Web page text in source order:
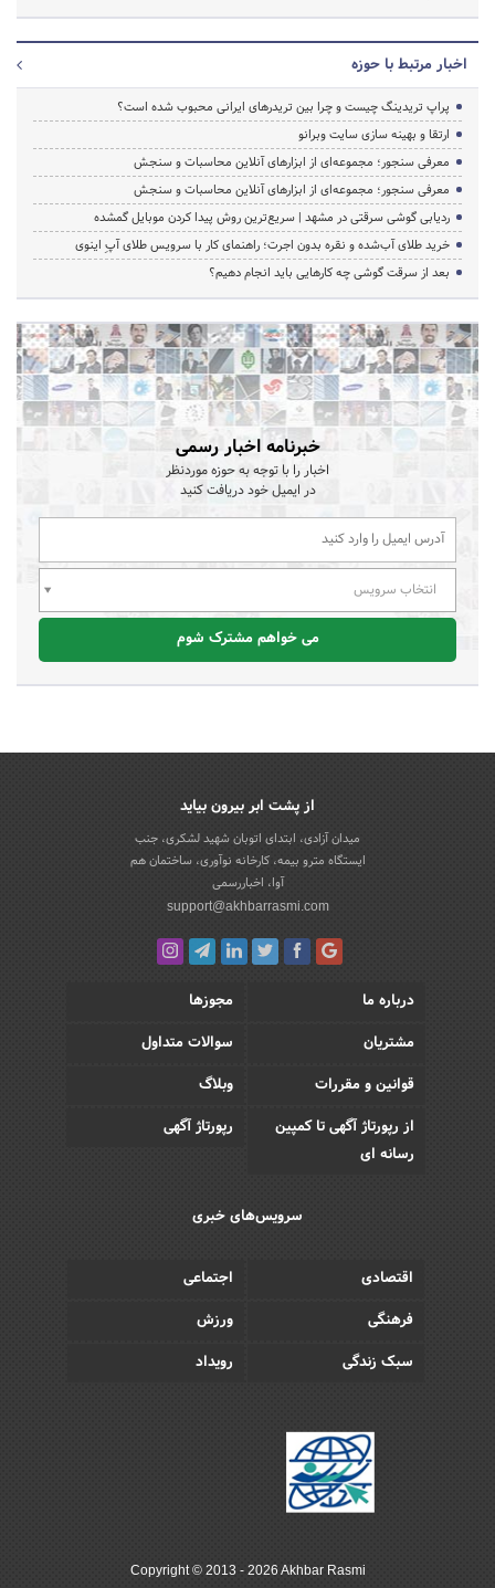
اخبار مرتبط با حوزه
پراپ تریدینگ چیست و چرا بین تریدرهای ایرانی محبوب شده است؟
ارتقا و بهینه سازی سایت وبرانو
معرفی سنجور؛ مجموعه‌ای از ابزارهای آنلاین محاسبات و سنجش
معرفی سنجور؛ مجموعه‌ای از ابزارهای آنلاین محاسبات و سنجش
ردیابی گوشی سرقتی در مشهد | سریع‌ترین روش پیدا کردن موبایل گمشده
خرید طلای آب‌شده و نقره بدون اجرت؛ راهنمای کار با سرویس طلای آپِ اینوی
بعد از سرقت گوشی چه کارهایی باید انجام دهیم؟
خبرنامه اخبار رسمی
اخبار را با توجه به حوزه موردنظر
در ایمیل خود دریافت کنید
انتخاب سرویس
می خواهم مشترک شوم
از پشت ابر بیرون بیاید
میدان آزادی، ابتدای اتوبان شهید لشکری، جنب
ایستگاه مترو بیمه، کارخانه نوآوری، ساختمان هم
آوا، اخباررسمی
support@akhbarrasmi.com
درباره ما
مجوزها
مشتریان
سوالات متداول
قوانین و مقررات
وبلاگ
از رپورتاژ آگهی تا کمپین
رسانه ای
رپورتاژ آگهی
سرویس‌های خبری
اقتصادی
اجتماعی
فرهنگی
ورزش
سبک زندگی
رویداد
Copyright © 2013 - 2026 Akhbar Rasmi